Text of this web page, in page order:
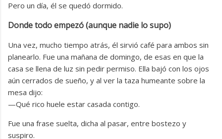
Pero un día, él se quedó dormido.
Donde todo empezó (aunque nadie lo supo)
Una vez, mucho tiempo atrás, él sirvió café para ambos sin
planearlo. Fue una mañana de domingo, de esas en que la
casa se llena de luz sin pedir permiso. Ella bajó con los ojos
aún cerrados de sueño, y al ver la taza humeante sobre la
mesa dijo:
—Qué rico huele estar casada contigo.
Fue una frase suelta, dicha al pasar, entre bostezo y
suspiro.